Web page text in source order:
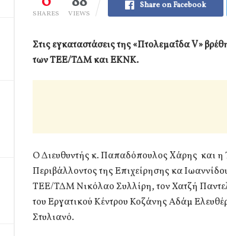
SHARES VIEWS
Share on Facebook
Στις εγκαταστάσεις της «Πτολεμαΐδα V»
των ΤΕΕ/ΤΔΜ και ΕΚΝΚ.
Ο Διευθυντής κ. Παπαδόπουλος Xάρης και η
Περιβάλλοντος της Επιχείρησης κα
ΤΕΕ/ΤΔΜ Νικόλαο Συλλίρη, τον Χατζή
του Εργατικού Κέντρου Κοζάνης Αδάμ
Στυλιανό.